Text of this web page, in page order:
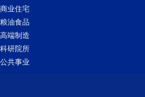
商业住宅
粮油食品
高端制造
科研院所
公共事业